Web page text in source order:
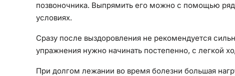
позвоночника. Выпрямить его можно с помощью
условиях.
Сразу после выздоровления не рекомендуется
упражнения нужно начинать постепенно, с легкой
При долгом лежании во время болезни большая